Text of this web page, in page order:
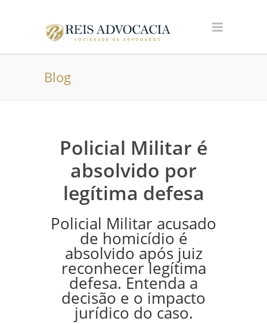
Blog
Policial Militar é
absolvido por
legítima defesa
Policial Militar acusado
de homicídio é
absolvido após juiz
reconhecer legítima
defesa. Entenda a
decisão e o impacto
jurídico do caso.